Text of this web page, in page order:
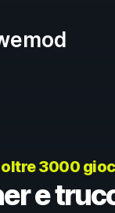
3000
e